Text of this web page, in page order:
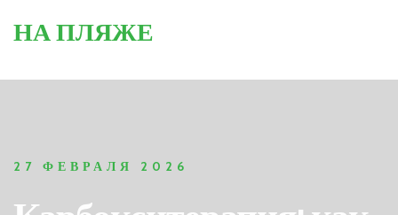
НА ПЛЯЖЕ
27 ФЕВРАЛЯ 2026